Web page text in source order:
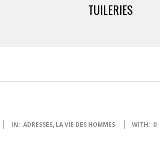
TUILERIES
IN: ADRESSES, LA VIE DES HOMMES WITH: 0